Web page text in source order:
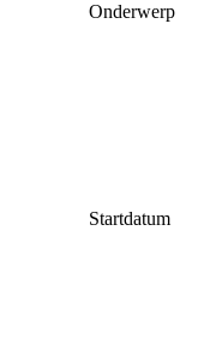
Onderwerp
Startdatum